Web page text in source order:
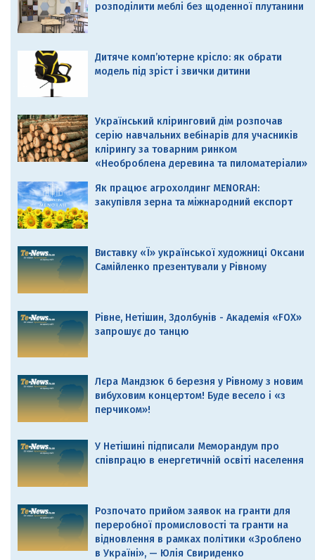
розподілити меблі без щоденної плутанини
Дитяче комп’ютерне крісло: як обрати
модель під зріст і звички дитини
Український кліринговий дім розпочав
серію навчальних вебінарів для учасників
клірингу за товарним ринком
«Необроблена деревина та пиломатеріали»
Як працює агрохолдинг MENORAH:
закупівля зерна та міжнародний експорт
Виставку «Ї» української художниці Оксани
Самійленко презентували у Рівному
Рівне, Нетішин, Здолбунів - Академія «FOX»
запрошує до танцю
Лєра Мандзюк 6 березня у Рівному з новим
вибуховим концертом! Буде весело і «з
перчиком»!
У Нетішині підписали Меморандум про
співпрацю в енергетичній освіті населення
Розпочато прийом заявок на гранти для
переробної промисловості та гранти на
відновлення в рамках політики «Зроблено
в Україні», — Юлія Свириденко